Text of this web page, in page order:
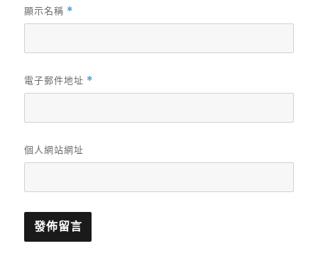
顯示名稱 *
電子郵件地址 *
個人網站網址